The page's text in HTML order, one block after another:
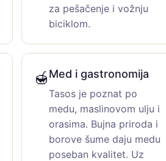
za pešačenje i vožnju
biciklom.
🍯Med i gastronomija
Tasos je poznat po
medu, maslinovom ulju i
orasima. Bujna priroda i
borove šume daju medu
poseban kvalitet. Uz